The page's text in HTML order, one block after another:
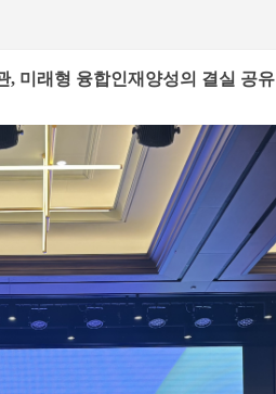
, 미래형 융합인재양성의 결실 공유